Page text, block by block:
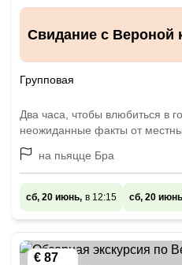
Свидание с Вероной
Групповая
Два часа, чтобы влюбиться в
неожиданные факты от
на пьяцце Бра
сб, 20 июнь, в 12:15 сб, 20
€ 87